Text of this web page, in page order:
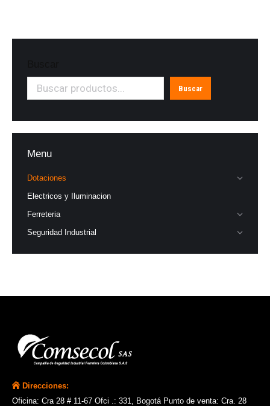
Buscar
Menu
Dotaciones
Electricos y Iluminacion
Ferreteria
Seguridad Industrial
Direcciones:
Oficina: Cra 28 # 11-67 Ofci .: 331, Bogotá Punto de venta: Cra. 28